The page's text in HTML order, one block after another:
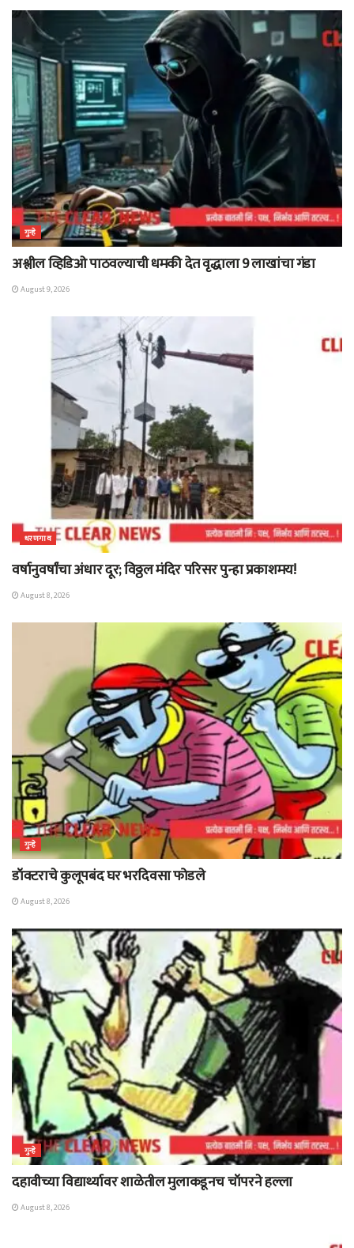
गुन्हे
अश्लील व्हिडिओ पाठवल्याची धमकी देत वृद्धाला 9 लाखांचा गंडा
August 9, 2026
धरणगाव
वर्षानुवर्षांचा अंधार दूर; विठ्ठल मंदिर परिसर पुन्हा प्रकाशमय!
August 8, 2026
गुन्हे
डॉक्टराचे कुलूपबंद घर भरदिवसा फोडले
August 8, 2026
गुन्हे
दहावीच्या विद्यार्थ्यावर शाळेतील मुलाकडूनच चॉपरने हल्ला
August 8, 2026